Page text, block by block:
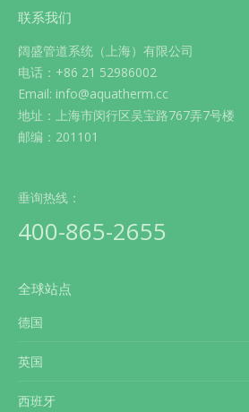
联系我们
阔盛管道系统（上海）有限公司
电话：+86 21 52986002
Email: info@aquatherm.cc
地址：上海市闵行区吴宝路767弄7号楼
邮编：201101
垂询热线：
400-865-2655
全球站点
德国
英国
西班牙